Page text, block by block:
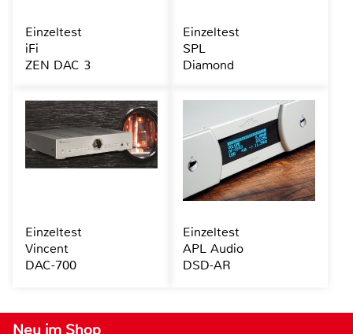
Neu im Shop
Einzeltest
iFi
ZEN DAC 3
Einzeltest
SPL
Diamond
Einzeltest
Vincent
DAC-700
Einzeltest
APL Audio
DSD-AR